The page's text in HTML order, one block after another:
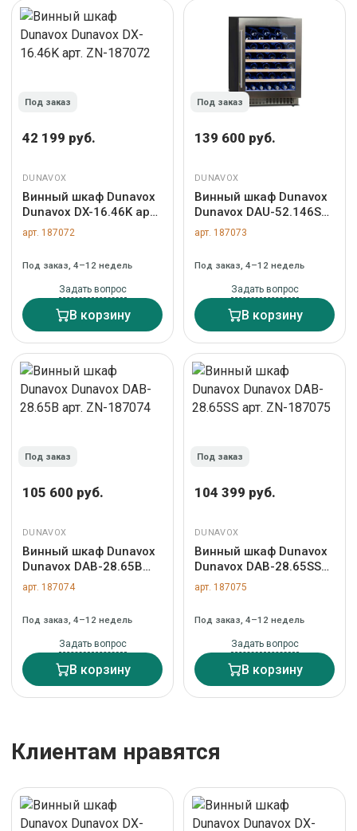
Под заказ
42 199 руб.
DUNAVOX
Винный шкаф Dunavox
Dunavox DX-16.46K арт.
ZN-187072
арт. 187072
Под заказ, 4–12 недель
Задать вопрос
В корзину
Под заказ
139 600 руб.
DUNAVOX
Винный шкаф Dunavox
Dunavox DAU-52.146SS
арт. ZN-187073
арт. 187073
Под заказ, 4–12 недель
Задать вопрос
В корзину
Под заказ
105 600 руб.
DUNAVOX
Винный шкаф Dunavox
Dunavox DAB-28.65B
арт. ZN-187074
арт. 187074
Под заказ, 4–12 недель
Задать вопрос
В корзину
Под заказ
104 399 руб.
DUNAVOX
Винный шкаф Dunavox
Dunavox DAB-28.65SS
арт. ZN-187075
арт. 187075
Под заказ, 4–12 недель
Задать вопрос
В корзину
Клиентам нравятся